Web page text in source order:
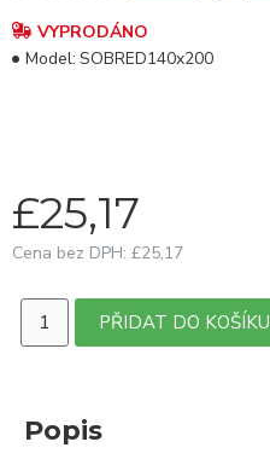
£25,17
Cena bez DPH: £25,17
VYPRODÁNO
Model: SOBRED140x200
PŘIDAT DO KOŠÍKU
Popis